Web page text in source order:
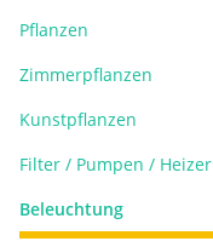
Pflanzen
Zimmerpflanzen
Kunstpflanzen
Filter / Pumpen / Heizer
Beleuchtung